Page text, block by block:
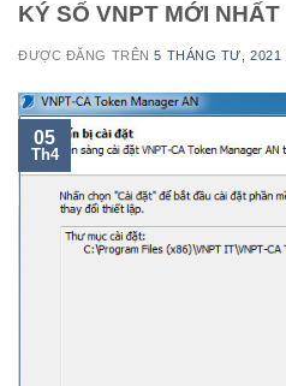
KÝ SỐ VNPT MỚI NHẤT
ĐƯỢC ĐĂNG TRÊN5 THÁNG TƯ, 2021
05
Th4